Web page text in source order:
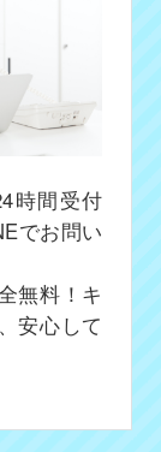
時間受付
でお問い
無料！キ
安心して